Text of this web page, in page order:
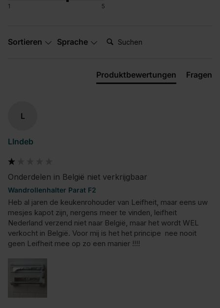
1 5
Sortieren Sprache Suchen:
Produktbewertungen Fragen
L
LIndeb
Onderdelen in België niet verkrijgbaar
Wandrollenhalter Parat F2
Heb al jaren de keukenrohouder van Leifheit, maar eens uw
mesjes kapot zijn, nergens meer te vinden, leifheit
Nederland verzend niet naar België, maar het wordt WEL
verkocht in België. Voor mij is het het principe  nee nooit
geen Leifheit mee op zo een manier !!!!